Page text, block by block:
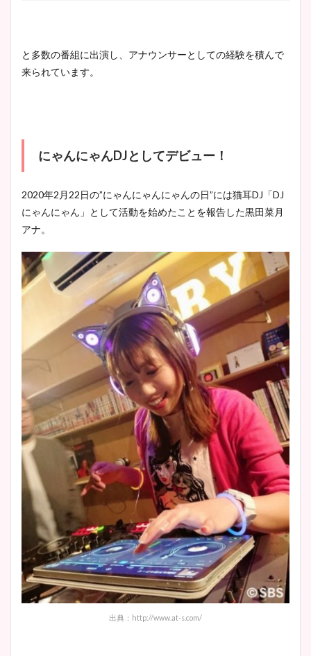
と多数の番組に出演し、アナウンサーとしての経験を積んで
来られています。
にゃんにゃんDJとしてデビュー！
2020年2月22日の”にゃんにゃんにゃんの日”には猫耳DJ「DJ
にゃんにゃん」として活動を始めたことを報告した黒田菜月
アナ。
出典：http://www.at-s.com/